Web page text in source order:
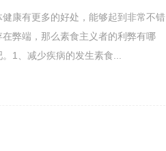
康有更多的好处，能够起到非常不错
弊端，那么素食主义者的利弊有哪
1、减少疾病的发生素食...